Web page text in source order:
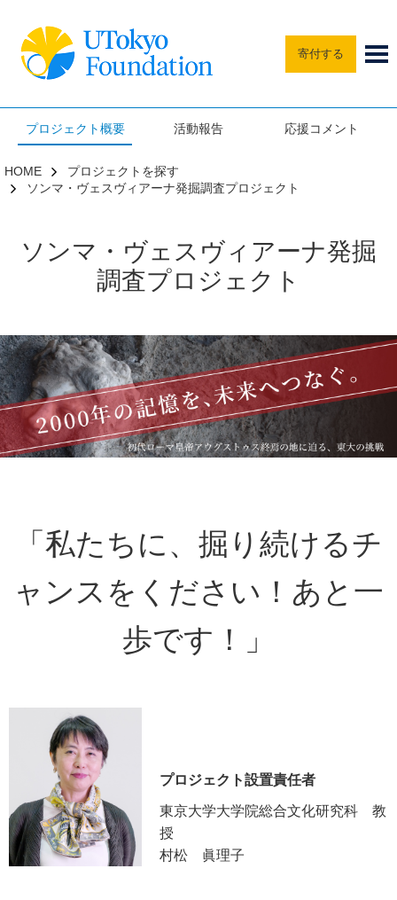
寄付する
HOME
プロジェクトを探す
ソンマ・ヴェスヴィアーナ発掘調査プロジェクト
ソンマ・ヴェスヴィアーナ発掘
調査プロジェクト
「私たちに、掘り続けるチ
ャンスをください！あと一
歩です！」
プロジェクト設置責任者
東京大学大学院総合文化研究科 教
授
村松 眞理子
プロジェクト概要 活動報告 応援コメント